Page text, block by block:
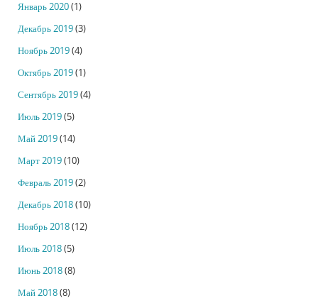
Январь 2020(1)
Декабрь 2019(3)
Ноябрь 2019(4)
Октябрь 2019(1)
Сентябрь 2019(4)
Июль 2019(5)
Май 2019(14)
Март 2019(10)
Февраль 2019(2)
Декабрь 2018(10)
Ноябрь 2018(12)
Июль 2018(5)
Июнь 2018(8)
Май 2018(8)